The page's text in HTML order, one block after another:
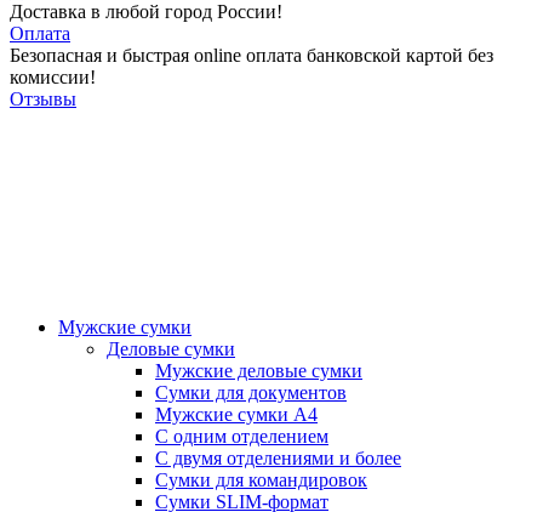
Доставка в любой город России!
Оплата
Безопасная и быстрая online оплата банковской картой без
комиссии!
Отзывы
Мужские сумки
Деловые сумки
Мужские деловые сумки
Сумки для документов
Мужские сумки А4
С одним отделением
С двумя отделениями и более
Сумки для командировок
Сумки SLIM-формат